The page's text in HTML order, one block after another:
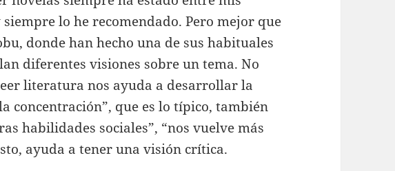
lo he recomendado. Pero mejor que
donde han hecho una de sus habituales
diferentes visiones sobre un tema. No
literatura nos ayuda a desarrollar la
concentración”, que es lo típico, también
habilidades sociales”, “nos vuelve más
ayuda a tener una visión crítica.